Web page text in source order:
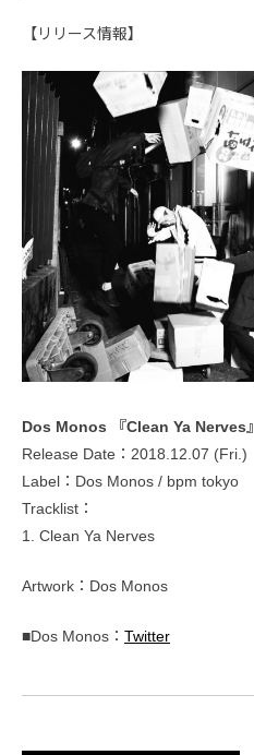
【リリース情報】
Dos Monos 『Clean Ya Nerves』
Release Date：2018.12.07 (Fri.)
Label：Dos Monos / bpm tokyo
Tracklist：
1. Clean Ya Nerves
Artwork：Dos Monos
■Dos Monos： Twitter